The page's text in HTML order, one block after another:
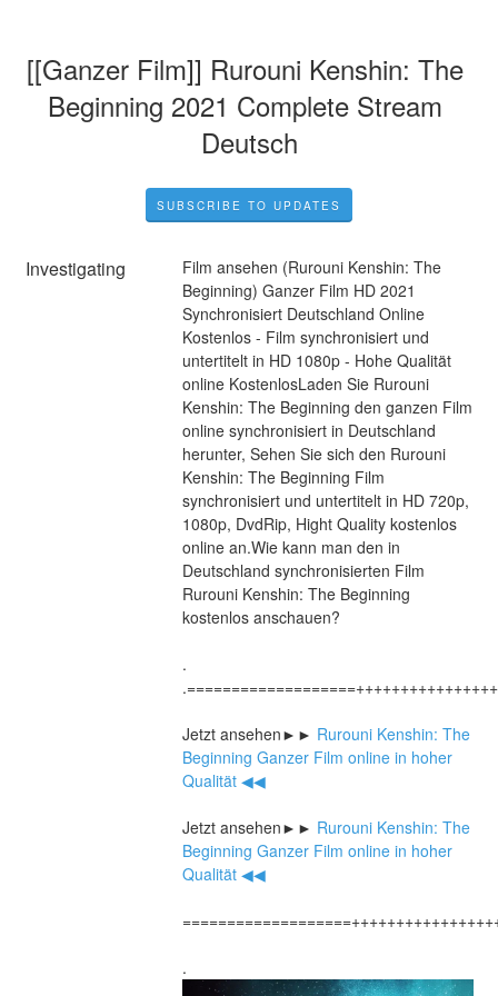
[[Ganzer Film]] Rurouni Kenshin: The
Beginning 2021 Complete Stream
Deutsch
SUBSCRIBE TO UPDATES
Investigating
Film ansehen (Rurouni Kenshin: The
Beginning) Ganzer Film HD 2021
Synchronisiert Deutschland Online
Kostenlos - Film synchronisiert und
untertitelt in HD 1080p - Hohe Qualität
online KostenlosLaden Sie Rurouni
Kenshin: The Beginning den ganzen Film
online synchronisiert in Deutschland
herunter, Sehen Sie sich den Rurouni
Kenshin: The Beginning Film
synchronisiert und untertitelt in HD 720p,
1080p, DvdRip, Hight Quality kostenlos
online an.Wie kann man den in
Deutschland synchronisierten Film
Rurouni Kenshin: The Beginning
kostenlos anschauen?
.
Jetzt ansehen►► Rurouni Kenshin: The
Beginning Ganzer Film online in hoher
Qualität ◀◀
Jetzt ansehen►► Rurouni Kenshin: The
Beginning Ganzer Film online in hoher
Qualität ◀◀
.